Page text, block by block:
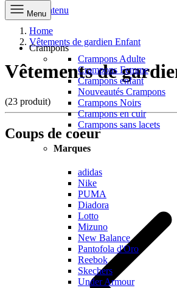
Aller au contenu
Menu
Crampons
Crampons Adulte
Crampons Femme
Crampons enfant
Nouveautés Crampons
Crampons Noirs
Crampons en cuir
Crampons sans lacets
Marques
adidas
Nike
PUMA
Diadora
Lotto
Mizuno
New Balance
Pantofola d'Oro
Reebok
Skechers
Under Armour
Home
Vêtements de gardien Enfant
Vêtements de
(23 produit)
Coups de coeur